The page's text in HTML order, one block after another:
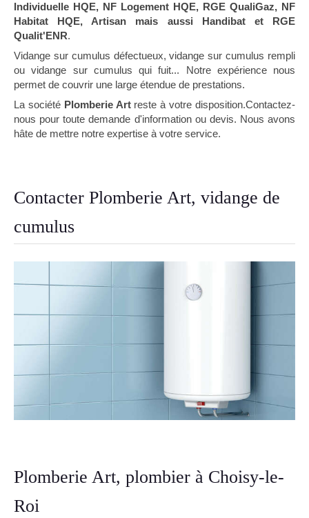
Individuelle HQE, NF Logement HQE, RGE QualiGaz, NF
Habitat HQE, Artisan mais aussi Handibat et RGE
Qualit'ENR.
Vidange sur cumulus défectueux, vidange sur cumulus rempli
ou vidange sur cumulus qui fuit... Notre expérience nous
permet de couvrir une large étendue de prestations.
La société Plomberie Artreste à votre disposition.Contactez-
nous pour toute demande d'information ou devis. Nous avons
hâte de mettre notre expertise à votre service.
Contacter Plomberie Art, vidange de
cumulus
Plomberie Art, plombier à Choisy-le-
Roi